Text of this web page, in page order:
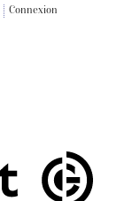
Connexion